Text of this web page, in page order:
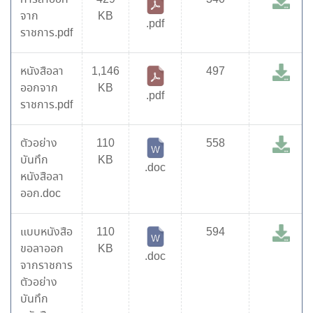
จาก
ราชการ.pdf
KB
.pdf
หนังสือลา
ออกจาก
ราชการ.pdf
1,146
KB
.pdf
497
ตัวอย่าง
บันทึก
หนังสือลา
ออก.doc
110
KB
.doc
558
แบบหนังสือ
ขอลาออก
จากราชการ
ตัวอย่าง
บันทึก
110
KB
.doc
594